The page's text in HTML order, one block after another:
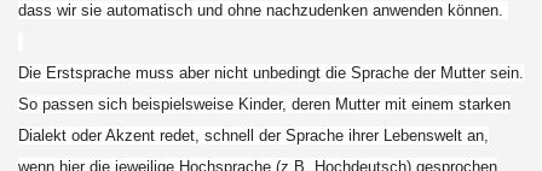
dass wir sie automatisch und ohne nachzudenken anwenden können.
Die Erstsprache muss aber nicht unbedingt die Sprache der Mutter sein.
So passen sich beispielsweise Kinder, deren Mutter mit einem starken
Dialekt oder Akzent redet, schnell der Sprache ihrer Lebenswelt an,
wenn hier die jeweilige Hochsprache (z.B. Hochdeutsch) gesprochen